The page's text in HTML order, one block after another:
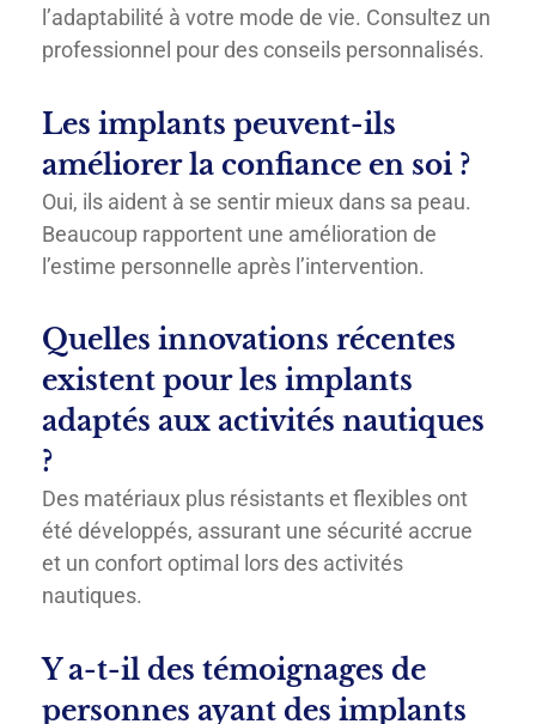
l’adaptabilité à votre mode de vie. Consultez un
professionnel pour des conseils personnalisés.
Les implants peuvent-ils
améliorer la confiance en soi ?
Oui, ils aident à se sentir mieux dans sa peau.
Beaucoup rapportent une amélioration de
l’estime personnelle après l’intervention.
Quelles innovations récentes
existent pour les implants
adaptés aux activités nautiques
?
Des matériaux plus résistants et flexibles ont
été développés, assurant une sécurité accrue
et un confort optimal lors des activités
nautiques.
Y a-t-il des témoignages de
personnes ayant des implants